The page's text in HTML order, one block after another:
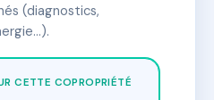
(diagnostics,
CETTE COPROPRIÉTÉ